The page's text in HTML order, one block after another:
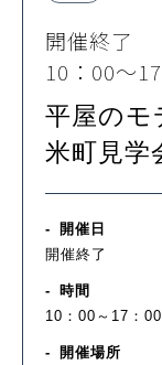
開催終了
10：00～
平屋の
米町見学
開催日
開催終了
時間
10：00～17：00
開催場所